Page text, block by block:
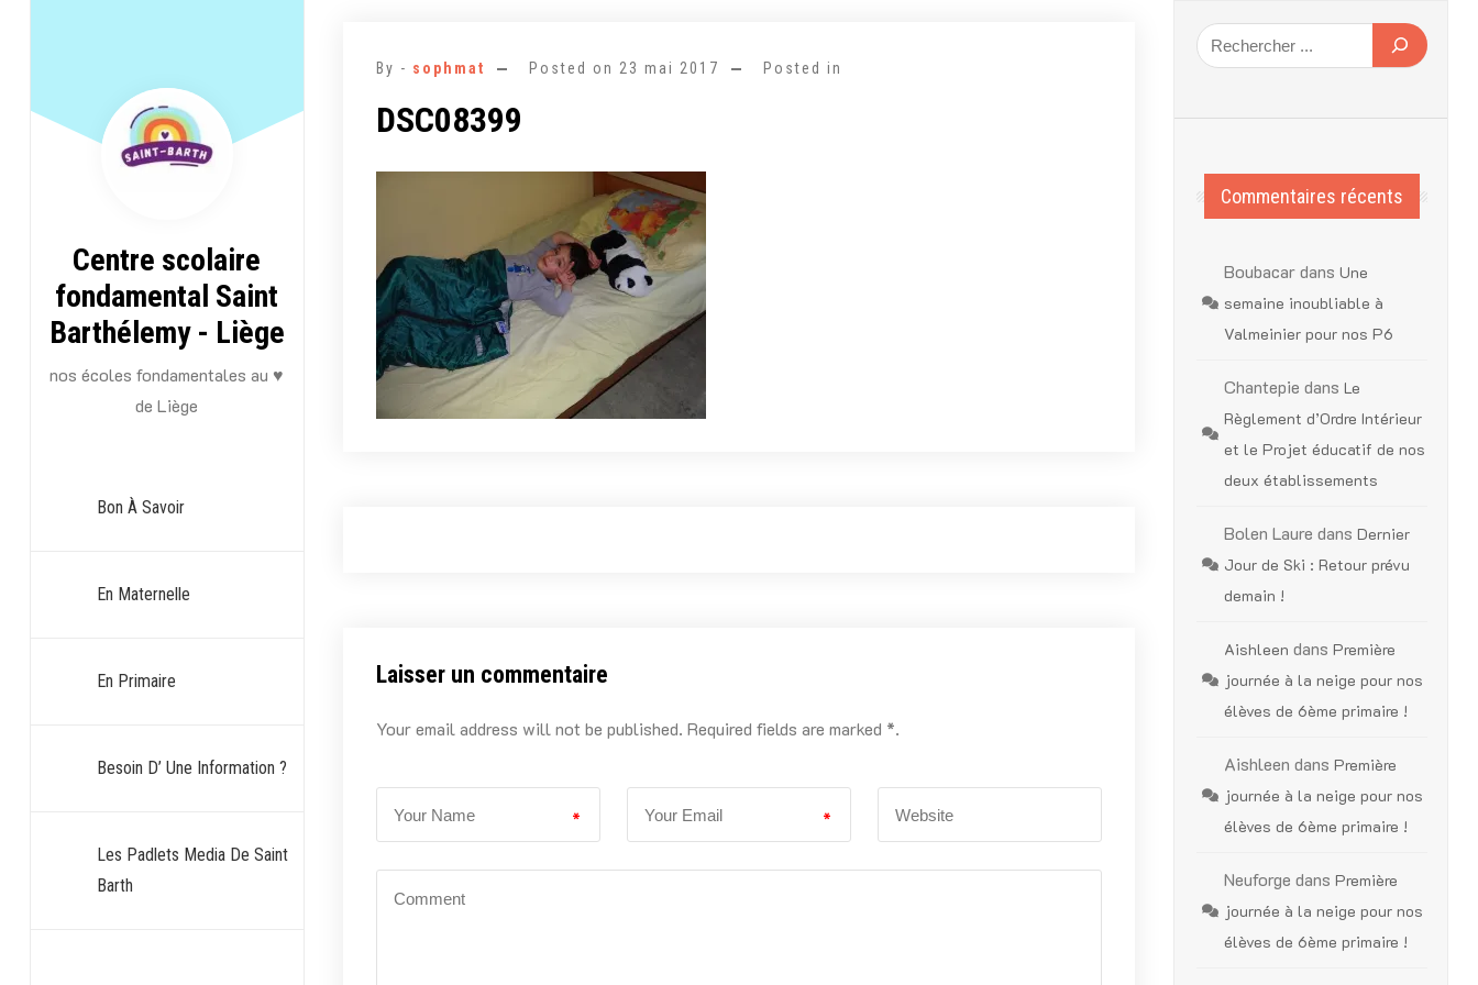
Centre scolaire
fondamental Saint
Barthélemy - Liège
nos écoles fondamentales au ♥
de Liège
Bon À Savoir
En Maternelle
En Primaire
Besoin D’ Une Information ?
Les Padlets Media De Saint
Barth
By - sophmat Posted on 23 mai 2017 Posted in
DSC08399
Laisser un commentaire
Your email address will not be published. Required fields are marked *.
* *
Commentaires récents
BoubacardansUne
semaine inoubliable à
Valmeinier pour nos P6
Chantepie dansLe
Règlement d’Ordre Intérieur
et le Projet éducatif de nos
deux établissements
Bolen Laure dansDernier
Jour de Ski : Retour prévu
demain !
Aishleen dansPremière
journée à la neige pour nos
élèves de 6ème primaire !
Aishleen dansPremière
journée à la neige pour nos
élèves de 6ème primaire !
Neuforge dansPremière
journée à la neige pour nos
élèves de 6ème primaire !